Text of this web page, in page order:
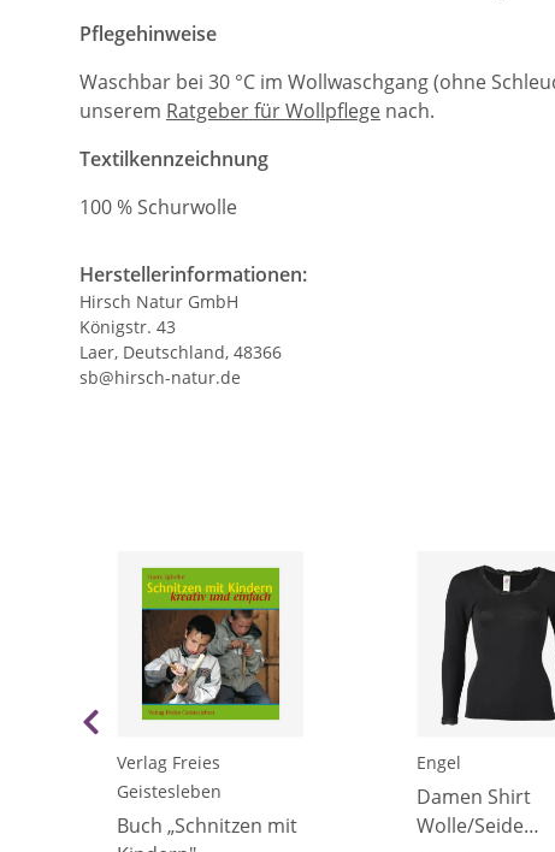
Pflegehinweise
Waschbar bei 30 °C im Wollwaschgang (ohne
unserem Ratgeber für Wollpflege nach.
Textilkennzeichnung
100 % Schurwolle
Herstellerinformationen:
Hirsch Natur GmbH
Königstr. 43
Laer, Deutschland, 48366
sb@hirsch-natur.de
Verlag Freies
Geistesleben
Buch „Schnitzen mit
Engel
Damen Shirt
Wolle/Seide